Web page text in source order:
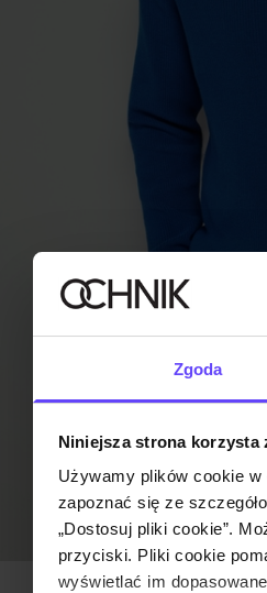
Zgoda
Niniejsza strona korzysta
Używamy plików cookie
zapoznać się ze
„Dostosuj pliki cookie”.
przyciski. Pliki cookie
wyświetlać im